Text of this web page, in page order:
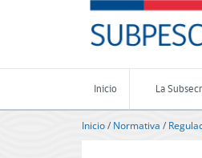
-
Subsecretaría
de
Pesca
Acuicultura
-
Inicio La
Inicio/ Normativa /